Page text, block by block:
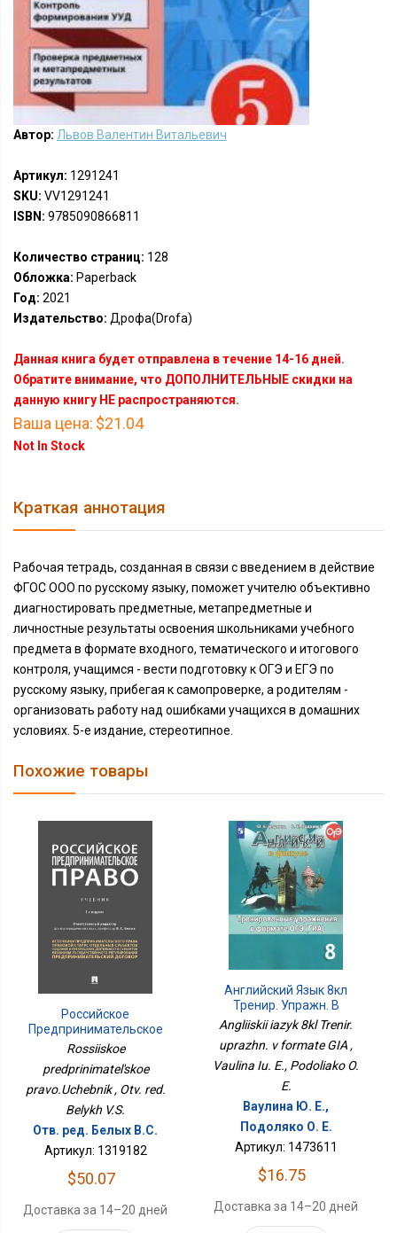
Автор: Львов Валентин Витальевич
Артикул: 1291241
SKU: VV1291241
ISBN: 9785090866811
Количество страниц: 128
Обложка: Paperback
Год: 2021
Издательство: Дрофа(Drofa)
Данная книга будет отправлена в течение 14-16 дней.
Обратите внимание, что ДОПОЛНИТЕЛЬНЫЕ скидки на
данную книгу НЕ распространяются.
Ваша цена: $21.04
Not In Stock
Краткая аннотация
Рабочая тетрадь, созданная в связи с введением в действие
ФГОС ООО по русскому языку, поможет учителю объективно
диагностировать предметные, метапредметные и
личностные результаты освоения школьниками учебного
предмета в формате входного, тематического и итогового
контроля, учащимся - вести подготовку к ОГЭ и ЕГЭ по
русскому языку, прибегая к самопроверке, а родителям -
организовать работу над ошибками учащихся в домашних
условиях. 5-е издание, стереотипное.
Похожие товары
Российское
Предпринимательское
Право.Учебник
Rossiiskoe
predprinimatel'skoe
pravo.Uchebnik , Otv. red.
Belykh V.S.
Отв. ред. Белых В.С.
Артикул: 1319182
$50.07
Доставка за 14–20 дней
Английский Язык 8кл
Тренир. Упражн. В
Формате ГИА
Angliiskii iazyk 8kl Trenir.
uprazhn. v formate GIA ,
Vaulina Iu. E., Podoliako O.
E.
Ваулина Ю. Е.,
Подоляко О. Е.
Артикул: 1473611
$16.75
Доставка за 14–20 дней